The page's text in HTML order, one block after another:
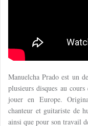
Manuelcha Prado est un
plusieurs disques au
jouer en Europe.
chanteur et guitariste de
ainsi que pour son travail